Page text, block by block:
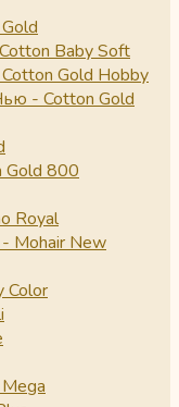
Baby Soft
Gold Hobby
- Cotton Gold
Gold 800
Royal
Mohair New